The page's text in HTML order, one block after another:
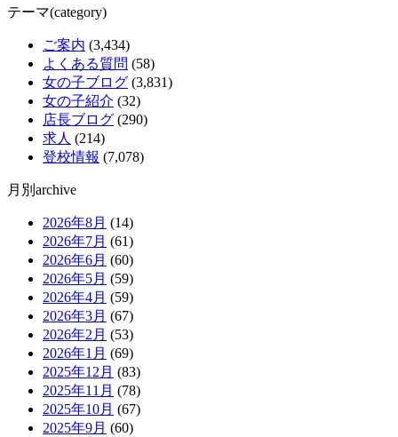
テーマ(category)
ご案内 (3,434)
よくある質問 (58)
女の子ブログ (3,831)
女の子紹介 (32)
店長ブログ (290)
求人 (214)
登校情報 (7,078)
月別archive
2026年8月 (14)
2026年7月 (61)
2026年6月 (60)
2026年5月 (59)
2026年4月 (59)
2026年3月 (67)
2026年2月 (53)
2026年1月 (69)
2025年12月 (83)
2025年11月 (78)
2025年10月 (67)
2025年9月 (60)